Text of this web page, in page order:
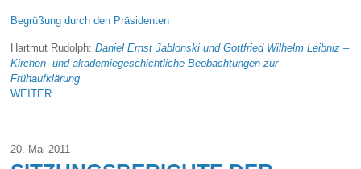
Begrüßung durch den Präsidenten
Hartmut Rudolph:Daniel Ernst Jablonski und Gottfried Wilhelm Leibniz –
Kirchen- und akademiegeschichtliche Beobachtungen zur
Frühaufklärung
WEITER
20. Mai 2011